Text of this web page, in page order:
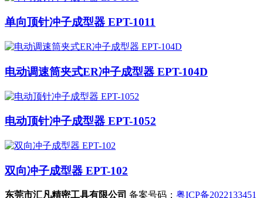
单向顶针冲子成型器 EPT-1011
电动调速筒夹式ER冲子成型器 EPT-104D
电动顶针冲子成型器 EPT-1052
双向冲子成型器 EPT-102
东莞市汇凡精密工具有限公司 备案号码： 粤ICP备2022133451